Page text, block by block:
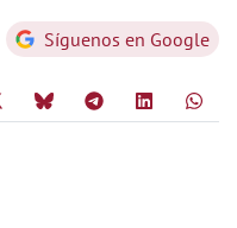
Síguenos en Google